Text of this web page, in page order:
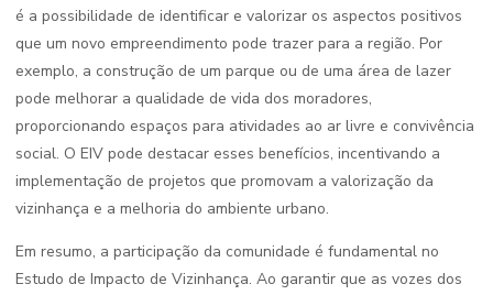
é a possibilidade de identificar e valorizar os aspectos positivos
que um novo empreendimento pode trazer para a região. Por
exemplo, a construção de um parque ou de uma área de lazer
pode melhorar a qualidade de vida dos moradores,
proporcionando espaços para atividades ao ar livre e convivência
social. O EIV pode destacar esses benefícios, incentivando a
implementação de projetos que promovam a valorização da
vizinhança e a melhoria do ambiente urbano.
Em resumo, a participação da comunidade é fundamental no
Estudo de Impacto de Vizinhança. Ao garantir que as vozes dos